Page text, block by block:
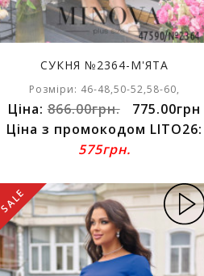
СУКНЯ №2364-М'ЯТА
Розміри: 46-48,50-52,58-60,
Ціна:866.00грн.
775.00грн
Ціна з промокодом LITO26:
575грн.
SALE